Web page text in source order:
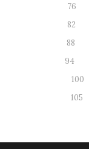
76
82
88
94
100
105